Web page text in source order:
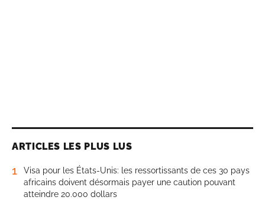
ARTICLES LES PLUS LUS
1
Visa pour les États-Unis: les ressortissants de ces 30 pays
africains doivent désormais payer une caution pouvant
atteindre 20.000 dollars